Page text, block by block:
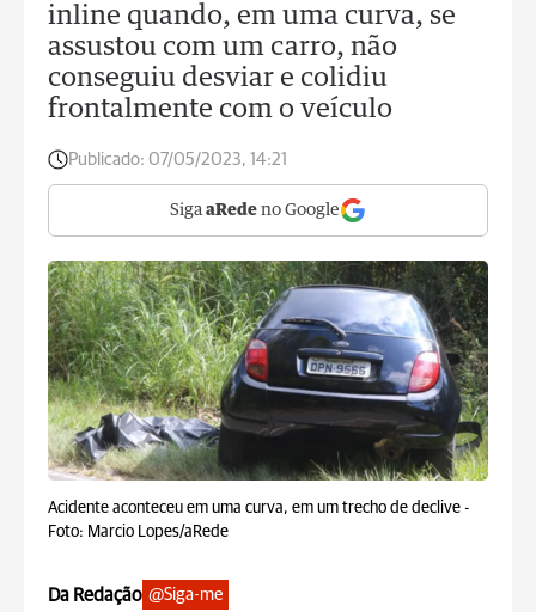
inline quando, em uma curva, se
assustou com um carro, não
conseguiu desviar e colidiu
frontalmente com o veículo
Publicado: 07/05/2023, 14:21
Siga aRede no Google
Acidente aconteceu em uma curva, em um trecho de declive -
Foto: Marcio Lopes/aRede
Da Redação @Siga-me